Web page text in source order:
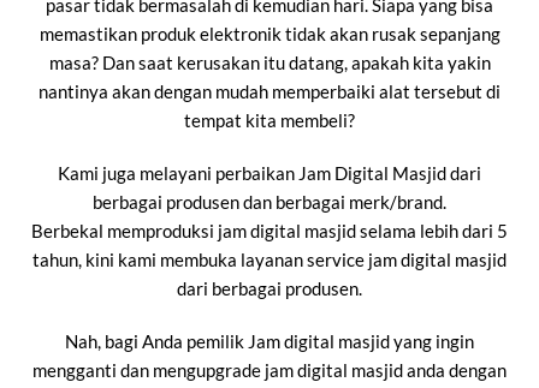
pasar tidak bermasalah di kemudian hari. Siapa yang bisa
memastikan produk elektronik tidak akan rusak sepanjang
masa? Dan saat kerusakan itu datang, apakah kita yakin
nantinya akan dengan mudah memperbaiki alat tersebut di
tempat kita membeli?
Kami juga melayani perbaikan Jam Digital Masjid dari
berbagai produsen dan berbagai merk/brand.
Berbekal memproduksi jam digital masjid selama lebih dari 5
tahun, kini kami membuka layanan service jam digital masjid
dari berbagai produsen.
Nah, bagi Anda pemilik Jam digital masjid yang ingin
mengganti dan mengupgrade jam digital masjid anda dengan